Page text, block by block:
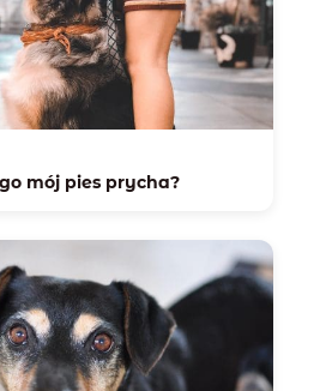
mój pies prycha?